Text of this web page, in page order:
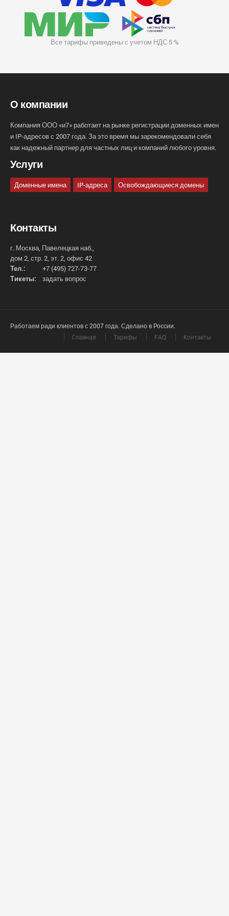
Все тарифы приведены с учетом НДС 5 %
О компании
Компания ООО «и7» работает на рынке регистрации доменных имен
и IP-адресов с 2007 года. За это время мы зарекомендовали себя
как надежный партнер для частных лиц и компаний любого уровня.
Услуги
Доменные имена IP-адреса Освобождающиеся домены
Контакты
г. Москва, Павелецкая наб.,
дом 2, стр. 2, эт. 2, офис 42
Тел.:
+7 (495) 727-73-77
Тикеты:
задать вопрос
Работаем ради клиентов с 2007 года. Сделано в России.
Главная
Тарифы FAQ Контакты